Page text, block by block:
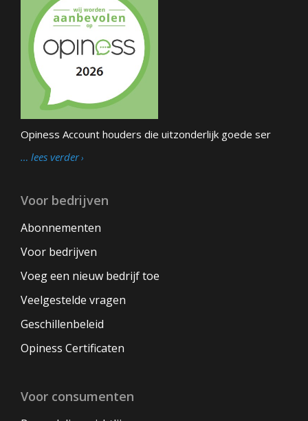
Opiness Account houders die uitzonderlijk goede ser
… lees verder
Voor bedrijven
Abonnementen
Voor bedrijven
Voeg een nieuw bedrijf toe
Veelgestelde vragen
Geschillenbeleid
Opiness Certificaten
Voor consumenten